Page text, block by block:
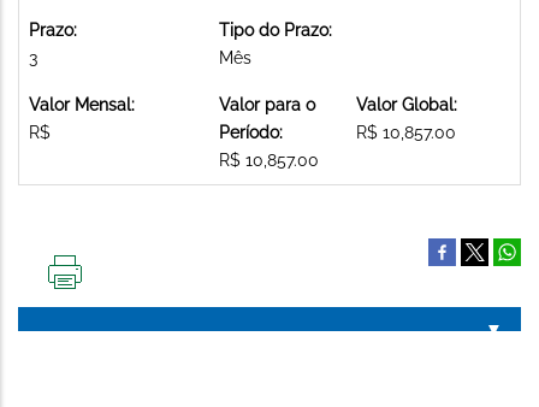
Prazo:
3
Tipo do Prazo:
Mês
Valor Mensal:
R$
Valor para o
Período:
R$ 10,857.00
Valor Global:
R$ 10,857.00
PÁGINA